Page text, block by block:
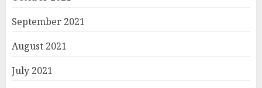
September 2021
August 2021
July 2021